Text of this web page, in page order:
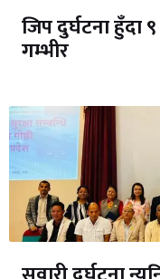
जिप दुर्घटना
गम्भीर